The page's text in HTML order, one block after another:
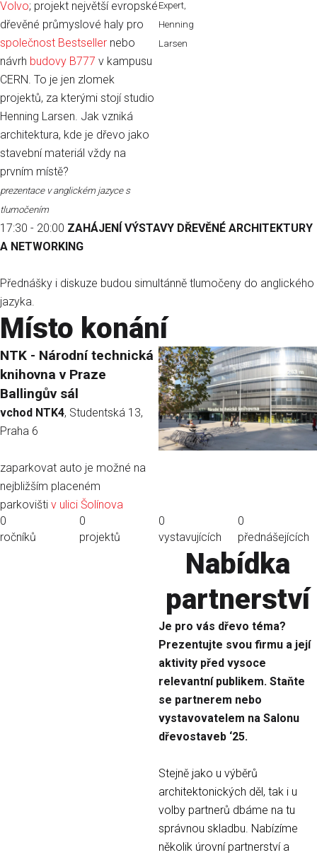
Volvo; projekt největší evropské
dřevěné průmyslové haly pro
společnost Bestseller nebo
návrh budovy B777 v kampusu
CERN. To je jen zlomek
projektů, za kterými stojí studio
Henning Larsen. Jak vzniká
architektura, kde je dřevo jako
stavební materiál vždy na
prvním místě?
prezentace v anglickém jazyce s
tlumočením
Expert,
Henning
Larsen
17:30 - 20:00 ZAHÁJENÍ VÝSTAVY DŘEVĚNÉ ARCHITEKTURY
A NETWORKING
Přednášky i diskuze budou simultánně tlumočeny do anglického
jazyka.
Místo konání
NTK - Národní technická
knihovna v Praze
Ballingův sál
vchod NTK4, Studentská 13,
Praha 6
zaparkovat auto je možné na
nejbližším placeném
parkovišti v ulici Šolínova
0
ročníků
0
projektů
0
vystavujících
0
přednášejících
Nabídka
partnerství
Je pro vás dřevo téma?
Prezentujte svou firmu a její
aktivity před vysoce
relevantní publikem. Staňte
se partnerem nebo
vystavovatelem na Salonu
dřevostaveb ‘25.
Stejně jako u výběrů
architektonických děl, tak i u
volby partnerů dbáme na tu
správnou skladbu. Nabízíme
několik úrovní partnerství a